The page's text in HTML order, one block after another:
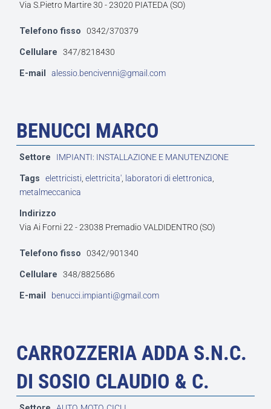
Via S.Pietro Martire 30 - 23020 PIATEDA (SO)
Telefono fisso 0342/370379
Cellulare 347/8218430
E-mail alessio.bencivenni@gmail.com
BENUCCI MARCO
Settore IMPIANTI: INSTALLAZIONE E MANUTENZIONE
Tags elettricisti, elettricita', laboratori di elettronica,
metalmeccanica
Indirizzo
Via Ai Forni 22 - 23038 Premadio VALDIDENTRO (SO)
Telefono fisso 0342/901340
Cellulare 348/8825686
E-mail benucci.impianti@gmail.com
CARROZZERIA ADDA S.N.C.
DI SOSIO CLAUDIO & C.